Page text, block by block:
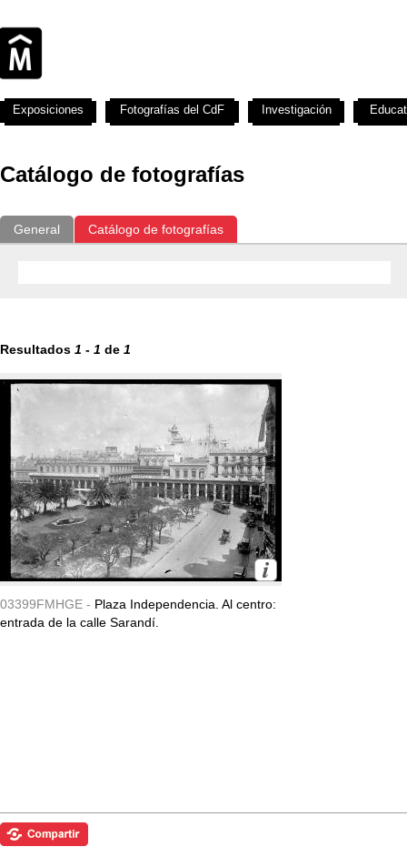
Catálogo de fotografías
General Catálogo de fotografías
Resultados 1 - 1 de 1
03399FMHGE - Plaza Independencia. Al centro:
entrada de la calle Sarandí.
Exposiciones Fotografías del CdF Investigación